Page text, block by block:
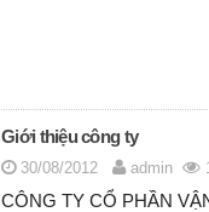
Giới thiệu công ty
30/08/2012 admin
CÔNG TY CỔ PHẦN